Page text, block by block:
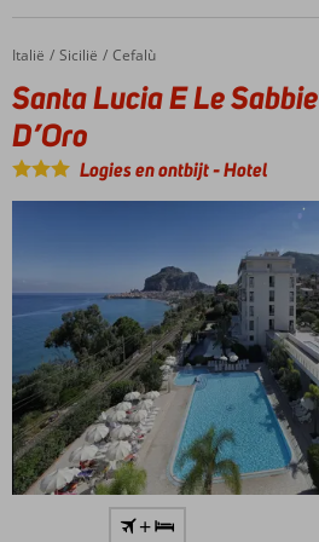
kabelbaan
Mazzarò
van
maar
liefst 14
hectare
Home
Italië Sicilië Cefalù
Santa Lucia E Le Sabbie D’Oro
Santa Lucia E Le Sabbie
D’Oro
Logies en ontbijt-Hotel
+